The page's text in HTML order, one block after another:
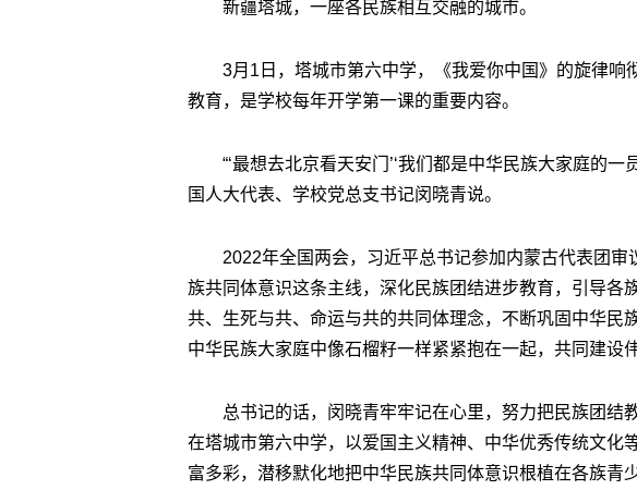
新疆塔城，一座各民族相互交融的城市。
3月1日，塔城市第六中学，《我爱你中国》的旋律响
教育，是学校每年开学第一课的重要内容。
“‘最想去北京看天安门’‘我们都是中华民族大家庭的一
国人大代表、学校党总支书记闵晓青说。
2022年全国两会，习近平总书记参加内蒙古代表团审
族共同体意识这条主线，深化民族团结进步教育，引导各
共、生死与共、命运与共的共同体理念，不断巩固中华民
中华民族大家庭中像石榴籽一样紧紧抱在一起，共同建设
总书记的话，闵晓青牢牢记在心里，努力把民族团结
在塔城市第六中学，以爱国主义精神、中华优秀传统文化
富多彩，潜移默化地把中华民族共同体意识根植在各族青